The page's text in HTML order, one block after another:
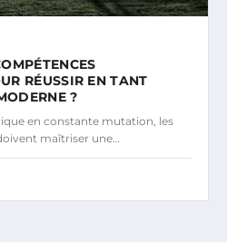
RÉUSSIR EN TANT
?
en constante mutation, les
maîtriser une…